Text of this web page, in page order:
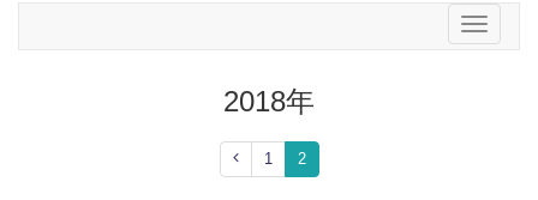
メニュ
2018年
1 2